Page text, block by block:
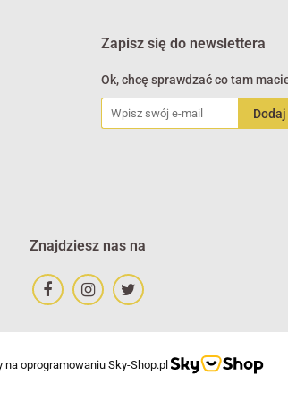
Zapisz się do newslettera
Ok, chcę sprawdzać co tam
Znajdziesz nas na
na oprogramowaniu Sky-Shop.pl